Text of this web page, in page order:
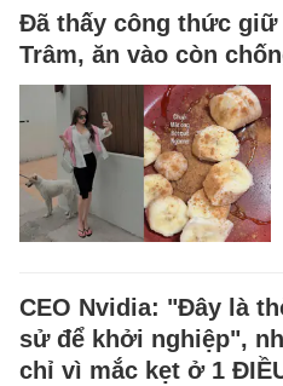
Đã thấy công thức giữ
Trâm, ăn vào còn
CEO Nvidia: "Đây là
sử để khởi nghiệp",
chỉ vì mắc kẹt ở 1